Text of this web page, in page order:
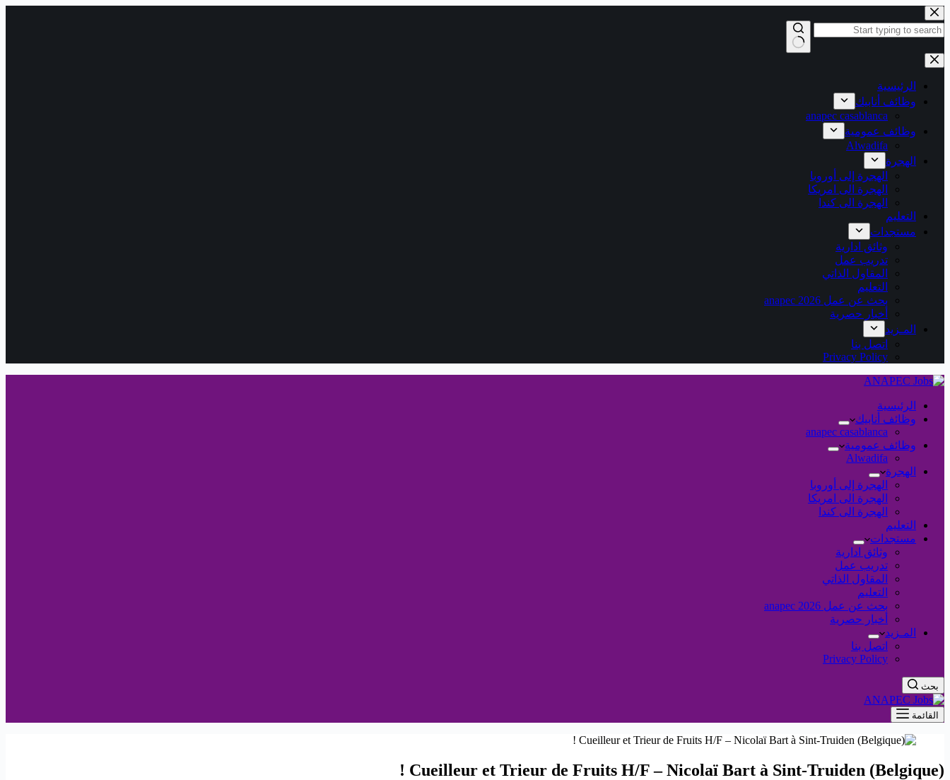
التجاوز
إلى
المحتوى
نتائج
الرئيسية
وظائف أنابيك
anapec casablanca
وظائف عمومية
Alwadifa
الهجرة
الهجرة إلى أوروبا
الهجرة الى امريكا
الهجرة الى كندا
التعليم
مستجدات
وثائق ادارية
تدريب عمل
المقاول الذاتي
التعليم
بحث عن عمل 2026 anapec
أخبار حصرية
المـزيد
اتصل بنا
Privacy Policy
الرئيسية
وظائف أنابيك
anapec casablanca
وظائف عمومية
Alwadifa
الهجرة
الهجرة إلى أوروبا
الهجرة الى امريكا
الهجرة الى كندا
التعليم
مستجدات
وثائق ادارية
تدريب عمل
المقاول الذاتي
التعليم
بحث عن عمل 2026 anapec
أخبار حصرية
المـزيد
اتصل بنا
Privacy Policy
بحث
القائمة
Cueilleur et Trieur de Fruits H/F – Nicolaï Bart à Sint-Truiden (Belgique) !